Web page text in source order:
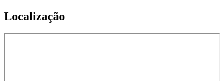
Localização